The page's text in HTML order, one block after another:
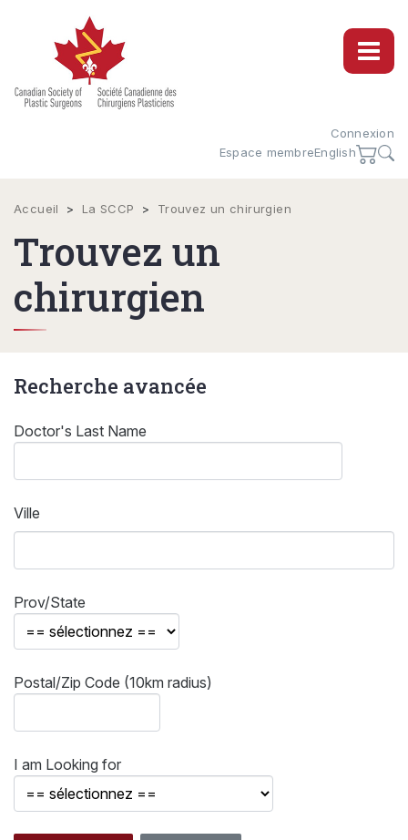
Connexion
Espace membreEnglish
Accueil > La SCCP > Trouvez un chirurgien
Trouvez un
chirurgien
Recherche avancée
Doctor's Last Name
Ville
Prov/State
Postal/Zip Code (10km radius)
I am Looking for